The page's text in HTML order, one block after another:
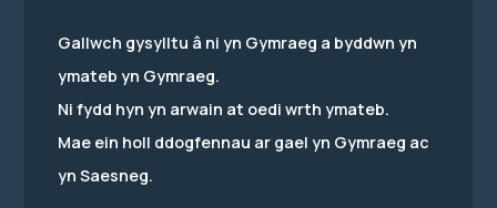
Gallwch gysylltu â ni yn Gymraeg a byddwn yn
ymateb yn Gymraeg.
Ni fydd hyn yn arwain at oedi wrth ymateb.
Mae ein holl ddogfennau ar gael yn Gymraeg ac
yn Saesneg.